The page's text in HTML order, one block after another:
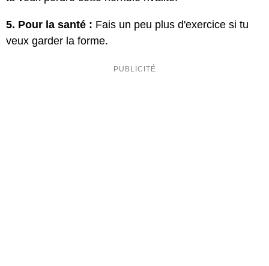
5. Pour la santé : Fais un peu plus d'exercice si tu
veux garder la forme.